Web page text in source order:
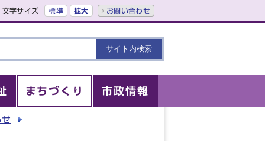
文字サイズ 標準 拡大 お問い合わせ
まちづくり 市政情報